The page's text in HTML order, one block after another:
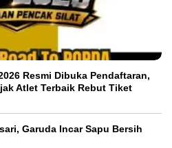
Resmi Dibuka Pendaftaran,
Atlet Terbaik Rebut Tiket
Garuda Incar Sapu Bersih